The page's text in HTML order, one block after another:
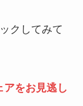
クしてみて
アをお見逃し